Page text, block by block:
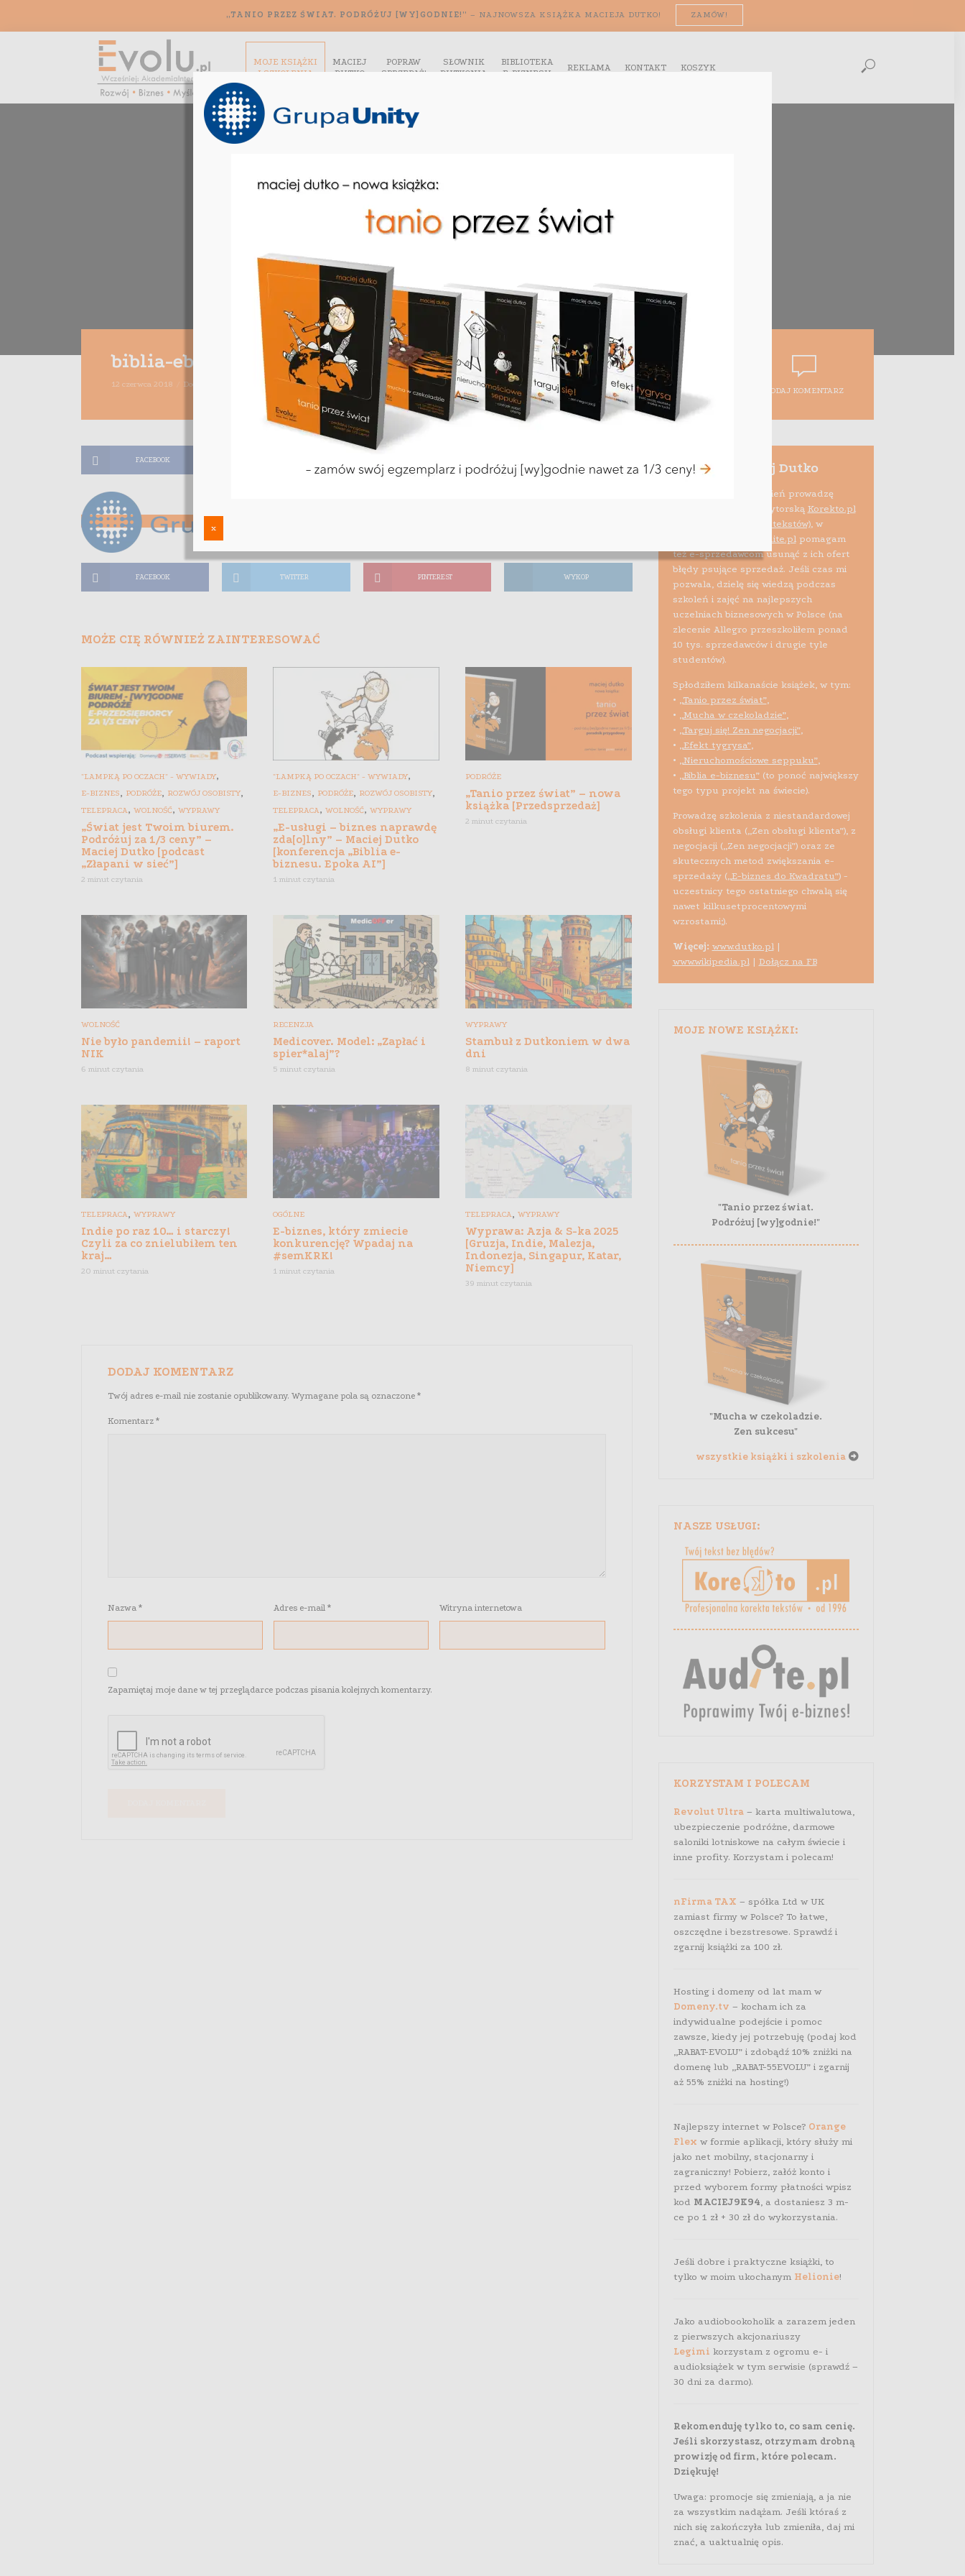
„TANIO PRZEZ ŚWIAT. PODRÓŻUJ [WY]GODNIE!” – NAJNOWSZA KSIĄŻKA MACIEJA DUTKO! ZAMÓW!
MOJE KSIĄŻKI
I SZKOLENIA
MACIEJ
DUTKO
POPRAW
SPRZEDAŻ!
SŁOWNIK
DUTKONIA
BIBLIOTEKA
E-BIZNESU
REKLAMA KONTAKT KOSZYK
biblia-ebiznesu-bonus-23
12 czerwca 2018 Dodaj komentarz Maciej Dutko 1 minut czytania
DODAJ KOMENTARZ
FACEBOOK
FACEBOOK TWITTER PINTEREST WYKOP
MOŻE CIĘ RÓWNIEŻ ZAINTERESOWAĆ
"LAMPKĄ PO OCZACH" - WYWIADY,
E-BIZNES, PODRÓŻE, ROZWÓJ OSOBISTY,
TELEPRACA, WOLNOŚĆ, WYPRAWY
„Świat jest Twoim biurem.
Podróżuj za 1/3 ceny” –
Maciej Dutko [podcast
„Złapani w sieć”]
2 minut czytania
"LAMPKĄ PO OCZACH" - WYWIADY,
E-BIZNES, PODRÓŻE, ROZWÓJ OSOBISTY,
TELEPRACA,WOLNOŚĆ,WYPRAWY
„E-usługi – biznes naprawdę
zda[o]lny” – Maciej Dutko
[konferencja „Biblia e-
biznesu. Epoka AI”]
1 minut czytania
PODRÓŻE
„Tanio przez świat” – nowa
książka [Przedsprzedaż]
2 minut czytania
WOLNOŚĆ
Nie było pandemii! – raport
NIK
6 minut czytania
RECENZJA
Medicover. Model: „Zapłać i
spier*alaj”?
5 minut czytania
WYPRAWY
Stambuł z Dutkoniem w dwa
dni
8 minut czytania
TELEPRACA, WYPRAWY
Indie po raz 10… i starczy!
Czyli za co znielubiłem ten
kraj…
20 minut czytania
OGÓLNE
E-biznes, który zmiecie
konkurencję? Wpadaj na
#semKRK!
1 minut czytania
TELEPRACA,WYPRAWY
Wyprawa: Azja & S-ka 2025
[Gruzja, Indie, Malezja,
Indonezja, Singapur, Katar,
Niemcy]
39 minut czytania
DODAJ KOMENTARZ
Twój adres e-mail nie zostanie opublikowany. Wymagane pola są oznaczone *
Komentarz *
Nazwa * Adres e-mail * Witryna internetowa
Zapamiętaj moje dane w tej przeglądarce podczas pisania kolejnych komentarzy.
Maciej Dutko
Na co dzień prowadzę
firmę edytorską Korekto.pl
(korekta tekstów), w
Audite.plpomagam
też e-sprzedawcom usunąć z ich ofert
błędy psujące sprzedaż. Jeśli czas mi
pozwala, dzielę się wiedzą podczas
szkoleń i zajęć na najlepszych
uczelniach biznesowych w Polsce (na
zlecenie Allegro przeszkoliłem ponad
10 tys. sprzedawców i drugie tyle
studentów).
Spłodziłem kilkanaście książek, w tym:
• „Tanio przez świat”,
• „Mucha w czekoladzie”,
• „Targuj się! Zen negocjacji”,
• „Efekt tygrysa”,
• „Nieruchomościowe seppuku”,
• „Biblia e-biznesu”(to ponoć największy
tego typu projekt na świecie).
Prowadzę szkolenia z niestandardowej
obsługi klienta („Zen obsługi klienta”), z
negocjacji („Zen negocjacji”) oraz ze
skutecznych metod zwiększania e-
sprzedaży („E-biznes do Kwadratu”) -
uczestnicy tego ostatniego chwalą się
nawet kilkusetprocentowymi
wzrostami;).
Więcej: www.dutko.pl|
www.wikipedia.pl| Dołącz na FB
MOJE NOWE KSIĄŻKI:
"Tanio przez świat.
Podróżuj [wy]godnie!"
"Mucha w czekoladzie.
Zen sukcesu"
wszystkie książki i szkolenia
NASZE USŁUGI:
KORZYSTAM I POLECAM
Revolut Ultra– karta multiwalutowa,
ubezpieczenie podróżne, darmowe
saloniki lotniskowe na całym świecie i
inne profity. Korzystam i polecam!
nFirma TAX – spółka Ltd w UK
zamiast firmy w Polsce? To łatwe,
oszczędne i bezstresowe. Sprawdź i
zgarnij książki za 100 zł.
Hosting i domeny od lat mam w
Domeny.tv – kocham ich za
indywidualne podejście i pomoc
zawsze, kiedy jej potrzebuję (podaj kod
„RABAT-EVOLU” i zdobądź 10% zniżki na
domenę lub „RABAT-55EVOLU” i zgarnij
aż 55% zniżki na hosting!)
Najlepszy internet w Polsce? Orange
Flex w formie aplikacji, który służy mi
jako net mobilny, stacjonarny i
zagraniczny! Pobierz, załóż konto i
przed wyborem formy płatności wpisz
kod MACIEJ9K94, a dostaniesz 3 m-
ce po 1 zł + 30 zł do wykorzystania.
Jeśli dobre i praktyczne książki, to
tylko w moim ukochanym Helionie!
Jako audiobookoholik a zarazem jeden
z pierwszych akcjonariuszy
Legimi korzystam z ogromu e- i
audioksiążek w tym serwisie (sprawdź –
30 dni za darmo).
Rekomenduję tylko to, co sam cenię.
Jeśli skorzystasz, otrzymam drobną
prowizję od firm, które polecam.
Dziękuję!
Uwaga: promocje się zmieniają, a ja nie
za wszystkim nadążam. Jeśli któraś z
nich się zakończyła lub zmieniła, daj mi
znać, a uaktualnię opis.
x